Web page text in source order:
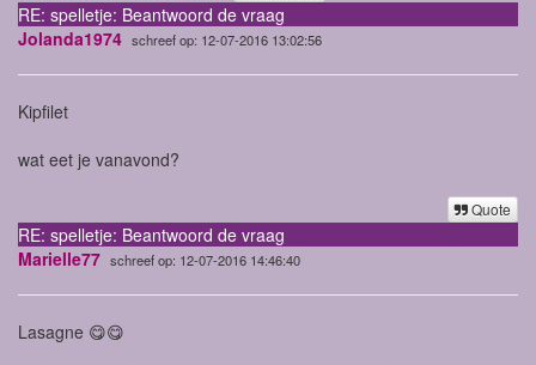
RE: spelletje: Beantwoord de vraag
Jolanda1974 schreef op: 12-07-2016 13:02:56
Kipfilet
wat eet je vanavond?
Quote
RE: spelletje: Beantwoord de vraag
Marielle77 schreef op: 12-07-2016 14:46:40
Lasagne 😋😋